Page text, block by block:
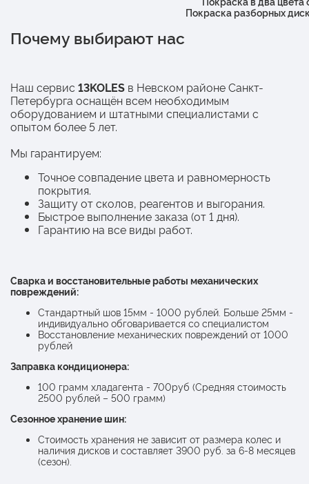
Покраска разборных
Почему выбирают нас
Наш сервис 13KOLES в Невском районе Санкт-
Петербурга оснащён всем необходимым
оборудованием и штатными специалистами с
опытом более 5 лет.
Мы гарантируем:
Точное совпадение цвета и равномерность
покрытия.
Защиту от сколов, реагентов и выгорания.
Быстрое выполнение заказа (от 1 дня).
Гарантию на все виды работ.
Сварка и восстановительные работы механических
повреждений:
Стандартный шов 15мм - 1000 рублей. Больше 25мм -
индивидуально обговаривается со специалистом
Восстановление механических повреждений от 1000
рублей
Заправка кондиционера:
100 грамм хладагента - 700руб (Средняя стоимость
2500 рублей – 500 грамм)
Сезонное хранение шин:
Стоимость хранения не зависит от размера колес и
наличия дисков и составляет 3900 руб. за 6-8 месяцев
(сезон).